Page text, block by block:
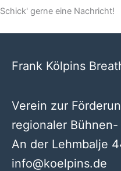
Schick' gerne eine Nachricht!
Frank Kölpins
Verein zur
regionaler
An der Lehmbalje
info@koelpins.de